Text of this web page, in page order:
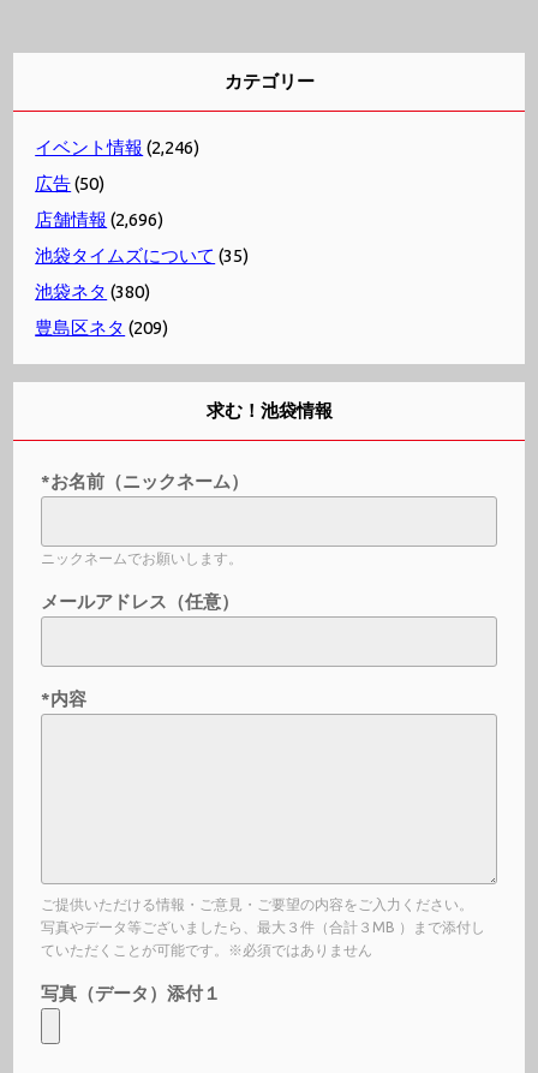
カテゴリー
イベント情報 (2,246)
広告(50)
店舗情報 (2,696)
池袋タイムズについて (35)
池袋ネタ (380)
豊島区ネタ (209)
求む！池袋情報
*お名前（ニックネーム）
ニックネームでお願いします。
メールアドレス（任意）
*内容
ご提供いただける情報・ご意見・ご要望の内容をご入力ください。
写真やデータ等ございましたら、最大３件（合計３MB ）まで添付し
ていただくことが可能です。※必須ではありません
写真（データ）添付１